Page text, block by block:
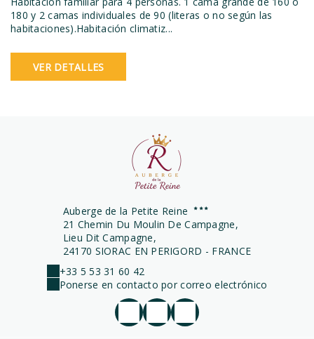
180 y 2 camas individuales de 90 (literas o no según las
habitaciones).Habitación climatiz...
VER DETALLES
Auberge de la Petite Reine
21 Chemin Du Moulin De Campagne,
Lieu Dit Campagne,
24170 SIORAC EN PERIGORD - FRANCE
+33 5 53 31 60 42
Ponerse en contacto por correo electrónico